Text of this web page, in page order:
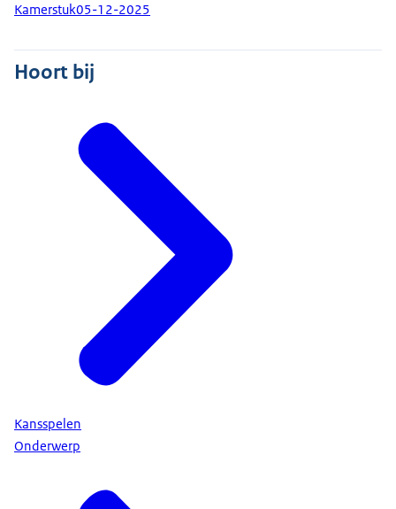
Kamerstuk05-12-2025
Hoort bij
Kansspelen
Onderwerp